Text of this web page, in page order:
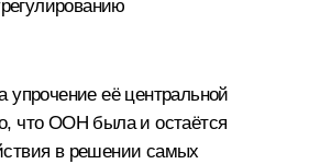
упрочение её центральной
что ООН была и остаётся
в решении самых